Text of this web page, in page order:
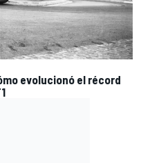
evolucionó el récord